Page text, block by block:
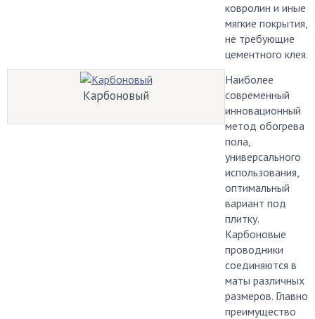
ковролин и иные
мягкие покрытия,
не требующие
цементного клея.
Карбоновый
Наиболее
современный
инновационный
метод обогрева
пола,
универсального
использования,
оптимальный
вариант под
плитку.
Карбоновые
проводники
соединяются в
маты различных
размеров. Главное
преимущество